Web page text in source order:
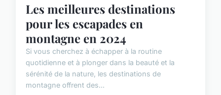
Les meilleures destinations
pour les escapades en
montagne en 2024
Si vous cherchez à échapper à la routine
quotidienne et à plonger dans la beauté et la
sérénité de la nature, les destinations de
montagne offrent des...